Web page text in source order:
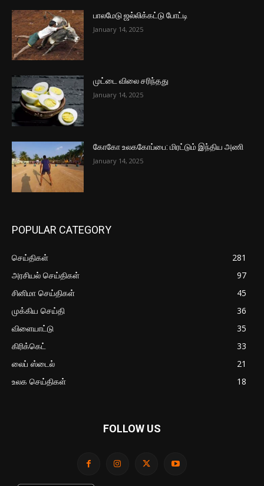
பாலமேடு ஜல்லிக்கட்டு போட்டி
January 14, 2025
முட்டை விலை சரிந்தது
January 14, 2025
கோகோ உலககோப்பை: மிரட்டும் இந்திய அணி
January 14, 2025
POPULAR CATEGORY
செய்திகள்
281
அரசியல் செய்திகள்
97
சினிமா செய்திகள்
45
முக்கிய செய்தி
36
விளையாட்டு
35
கிரிக்கெட்
33
லைப் ஸ்டைல்
21
உலக செய்திகள்
18
FOLLOW US